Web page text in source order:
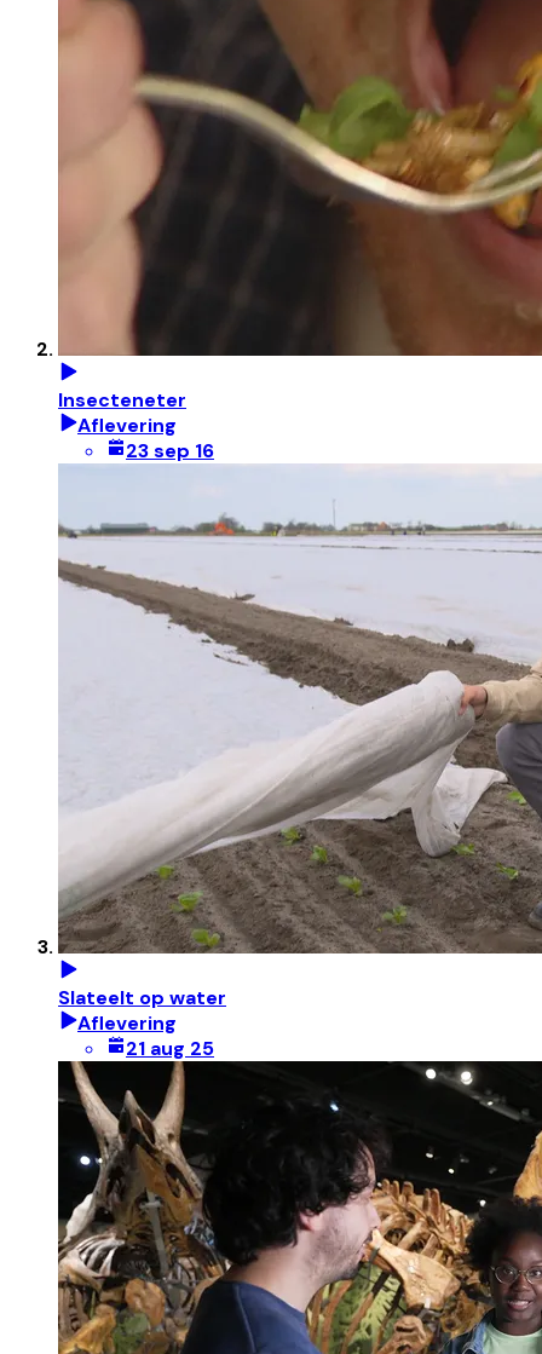
Insecteneter
Aflevering
23 sep 16
Slateelt op water
Aflevering
21 aug 25